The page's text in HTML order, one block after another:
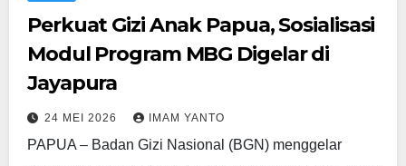
Perkuat Gizi Anak Papua, Sosialisasi
Modul Program MBG Digelar di
Jayapura
24 MEI 2026 IMAM YANTO
PAPUA – Badan Gizi Nasional (BGN) menggelar